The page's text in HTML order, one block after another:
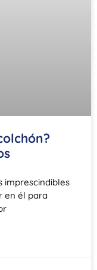
imprescindibles
en él para